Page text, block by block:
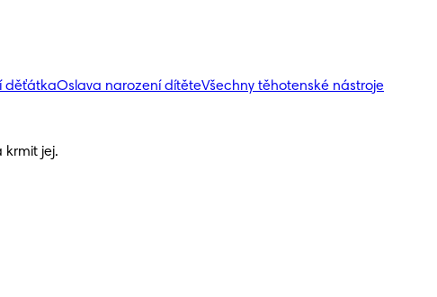
děťátkaOslava narození dítěteVšechny těhotenské nástroje
krmit jej.